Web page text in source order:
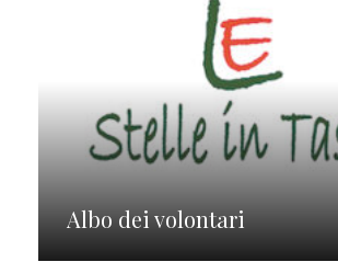
Albo dei volontari